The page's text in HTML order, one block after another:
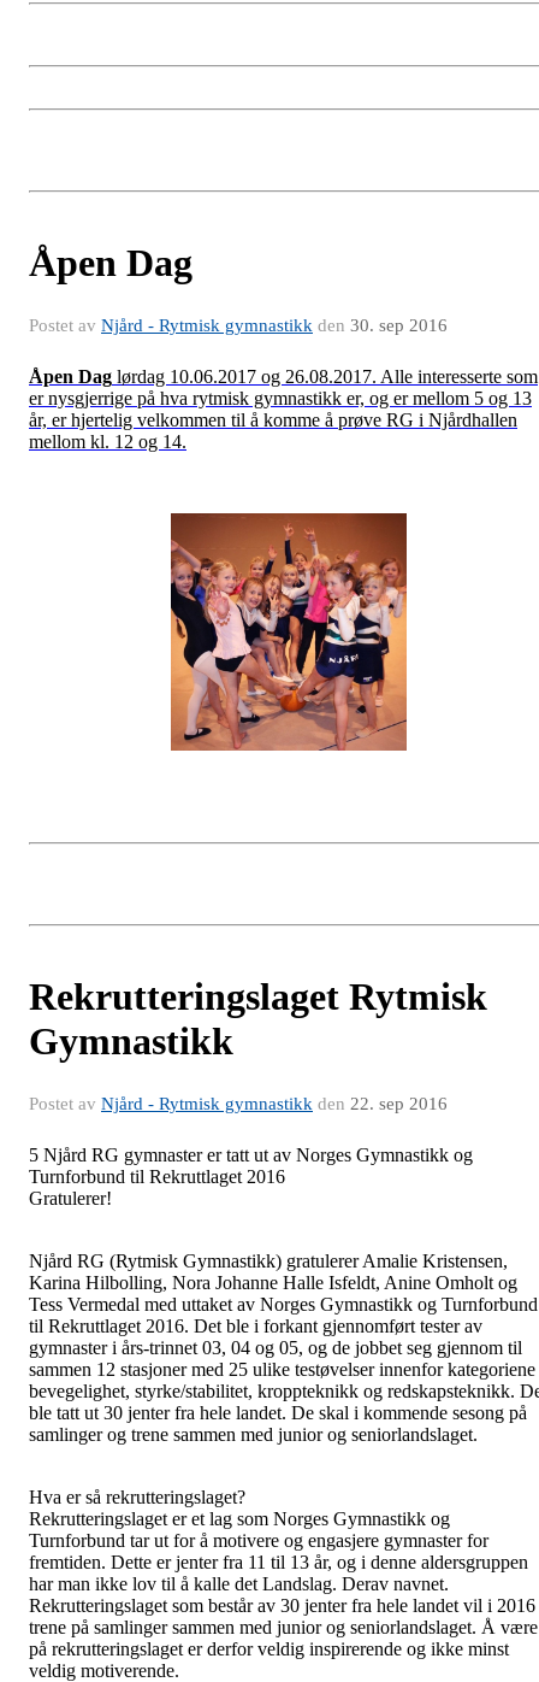
Åpen Dag
Postet av Njård - Rytmisk gymnastikk den 30. sep 2016
Åpen Dag lørdag 10.06.2017 og 26.08.2017. Alle interesserte som
er nysgjerrige på hva rytmisk gymnastikk er, og er mellom 5 og 13
år, er hjertelig velkommen til å komme å prøve RG i Njårdhallen
mellom kl. 12 og 14.
Rekrutteringslaget Rytmisk
Gymnastikk
Postet av Njård - Rytmisk gymnastikk den 22. sep 2016
5 Njård RG gymnaster er tatt ut av Norges Gymnastikk og
Turnforbund til Rekruttlaget 2016
Gratulerer!
Njård RG (Rytmisk Gymnastikk) gratulerer Amalie Kristensen,
Karina Hilbolling, Nora Johanne Halle Isfeldt, Anine Omholt og
Tess Vermedal med uttaket av Norges Gymnastikk og Turnforbund
til Rekruttlaget 2016. Det ble i forkant gjennomført tester av
gymnaster i års-trinnet 03, 04 og 05, og de jobbet seg gjennom til
sammen 12 stasjoner med 25 ulike testøvelser innenfor kategoriene
bevegelighet, styrke/stabilitet, kroppteknikk og redskapsteknikk.
ble tatt ut 30 jenter fra hele landet. De skal i kommende sesong på
samlinger og trene sammen med junior og seniorlandslaget.
Hva er så rekrutteringslaget?
Rekrutteringslaget er et lag som Norges Gymnastikk og
Turnforbund tar ut for å motivere og engasjere gymnaster for
fremtiden. Dette er jenter fra 11 til 13 år, og i denne aldersgruppen
har man ikke lov til å kalle det Landslag. Derav navnet.
Rekrutteringslaget som består av 30 jenter fra hele landet vil i 2016
trene på samlinger sammen med junior og seniorlandslaget. Å være
på rekrutteringslaget er derfor veldig inspirerende og ikke minst
veldig motiverende.